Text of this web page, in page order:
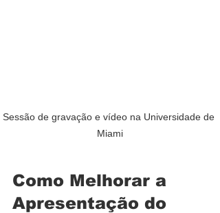
Sessão de gravação e vídeo na Universidade de
Miami
Como Melhorar a
Apresentação do